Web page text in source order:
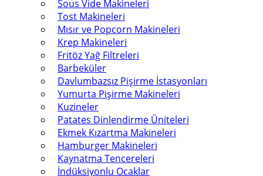
Sous Vide Makineleri
Tost Makineleri
Mısır ve Popcorn Makineleri
Krep Makineleri
Fritöz Yağ Filtreleri
Barbeküler
Davlumbazsız Pişirme İstasyonları
Yumurta Pişirme Makineleri
Kuzineler
Patates Dinlendirme Üniteleri
Ekmek Kızartma Makineleri
Hamburger Makineleri
Kaynatma Tencereleri
İndüksiyonlu Ocaklar